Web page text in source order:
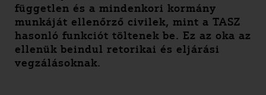
független és a mindenkori kormány
munkáját ellenőrző civilek, mint a TASZ
hasonló funkciót töltenek be. Ez az oka az
ellenük beindul retorikai és eljárási
vegzálásoknak.